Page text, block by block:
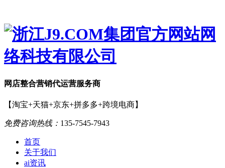
网店整合营销代运营服务商
【淘宝+天猫+京东+拼多多+跨境电商】
免费咨询热线： 135-7545-7943
首页
关于我们
ai资讯